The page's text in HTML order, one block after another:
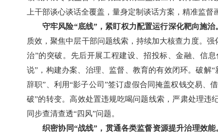
上干部谈心谈话全覆盖，量身定制谈话方案，精准监督
守牢风险“底线”，紧盯权力配置运行深化靶向施治
质效，聚焦中层干部问题线索，持续加大核查力度。强
治”的突破。先后开展工程建设、招投标、金融、信
说”，构建办案、治理、监督、教育的有效闭环。破解
辞职”、利用“影子公司”签订虚假合同掩盖权钱交易、
破”的转变。高效处置违规吃喝问题线索，严肃处理违
同步查清查透“四风”问题。
织密协同“战线”，贯通各类监督资源提升治理效能